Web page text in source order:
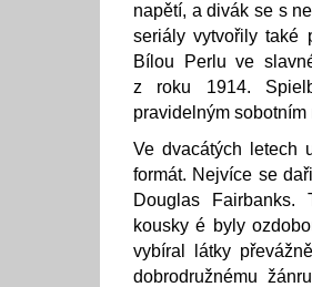
napětí, a divák se s
seriály vytvořily také
Bílou Perlu ve
z roku 1914.
pravidelným sobotním
Ve dvacátých letech
formát. Nejvíce se
Douglas Fairbanks.
kousky é byly
vybíral látky
dobrodružnému